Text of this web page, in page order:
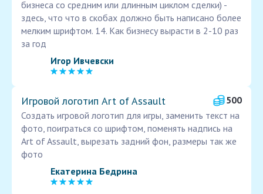
бизнеса со средним или длинным циклом сделки) -
здесь, что что в скобах должно быть написано более
мелким шрифтом. 14. Как бизнесу вырасти в 2-10 раз
за год
Игор Ивчевски
Игровой логотип Art of Assault
500
Создать игровой логотип для игры, заменить текст на
фото, поиграться со шрифтом, поменять надпись на
Art of Assault, вырезать задний фон, размеры так же
фото
Екатерина Бедрина